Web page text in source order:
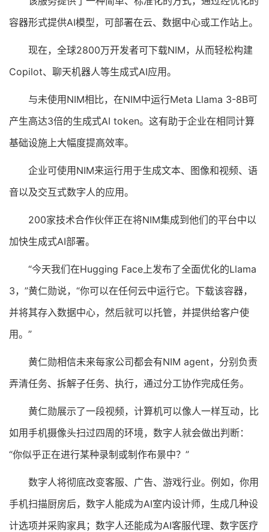
容器形式提供AI模型，可部署在云、数据中心或工作站上。
现在，全球2800万开发者可下载NIM，从而轻松构建
Copilot、聊天机器人等生成式AI应用。
与未使用NIM相比，在NIM中运行Meta Llama 3-8B可
产生高达3倍的生成式AI token。这有助于企业在相同计算
基础设施上大幅度提高效率。
企业可使用NIM来运行用于生成文本、图像和视频、语
音以及交互式数字人的应用。
200家技术合作伙伴正在将NIM集成到他们的平台中以
加快生成式AI部署。
“今天我们在Hugging Face上发布了全面优化的Llama
3，”黄仁勋说，“你可以在任何云中运行它。下载该容器，
并将其存入数据中心，然后就可以托管，并提供给客户使
用。”
黄仁勋相信未来每家公司都会有NIM agent，分别负责
弄清任务、拆解子任务、执行，通过分工协作完成任务。
黄仁勋展示了一段视频，计算机可以像人一样互动，比
如用手机摄像头扫过四周的环境，数字人就会做出判断：
“你似乎正在进行某种录制或制作布景中？”
数字人将彻底改变客服、广告、游戏行业。例如，你用
手机扫描厨房后，数字人能成为AI室内设计师，生成几种设
计选项并采购家具；数字人还能成为AI客服代理、数字医疗